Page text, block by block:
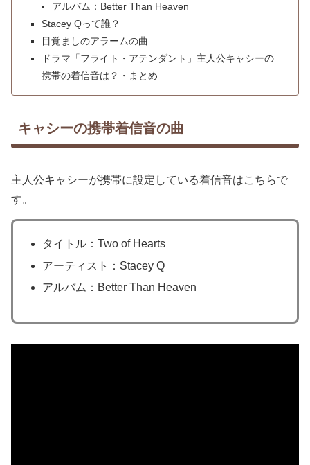
アルバム：Better Than Heaven
Stacey Qって誰？
目覚ましのアラームの曲
ドラマ「フライト・アテンダント」主人公キャシーの
携帯の着信音は？・まとめ
キャシーの携帯着信音の曲
主人公キャシーが携帯に設定している着信音はこちらで
す。
タイトル：Two of Hearts
アーティスト：Stacey Q
アルバム：Better Than Heaven